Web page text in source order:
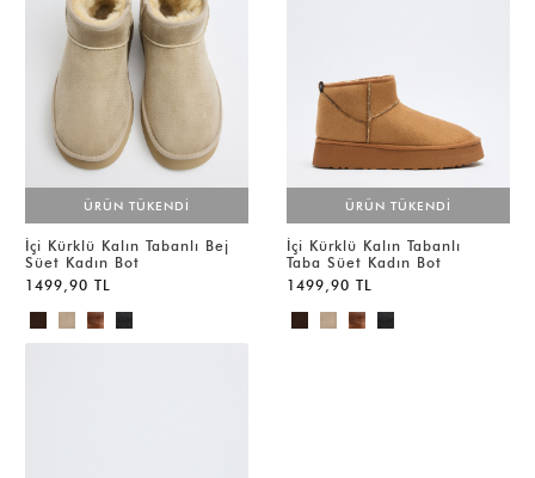
ÜRÜN TÜKENDİ
İçi Kürklü Kalın Tabanlı Bej
Süet Kadın Bot
1499,90 TL
ÜRÜN TÜKENDİ
İçi Kürklü Kalın Tabanlı
Taba Süet Kadın Bot
1499,90 TL